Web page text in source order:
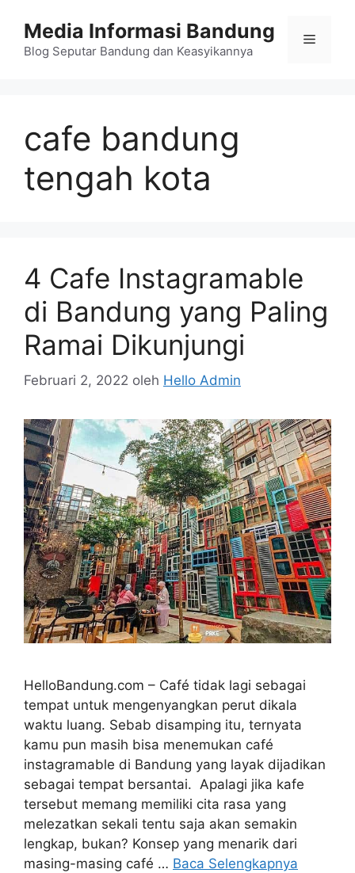
Media Informasi Bandung
Blog Seputar Bandung dan Keasyikannya
Menu
cafe bandung
tengah kota
4 Cafe Instagramable
di Bandung yang Paling
Ramai Dikunjungi
Februari 2, 2022 oleh Hello Admin
HelloBandung.com – Café tidak lagi sebagai
tempat untuk mengenyangkan perut dikala
waktu luang. Sebab disamping itu, ternyata
kamu pun masih bisa menemukan café
instagramable di Bandung yang layak dijadikan
sebagai tempat bersantai. Apalagi jika kafe
tersebut memang memiliki cita rasa yang
melezatkan sekali tentu saja akan semakin
lengkap, bukan? Konsep yang menarik dari
masing-masing café … Baca Selengkapnya